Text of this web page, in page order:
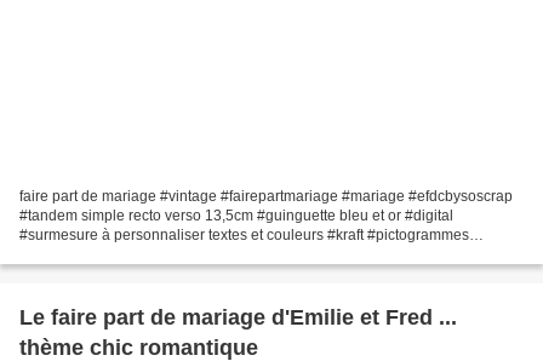
faire part de mariage #vintage #fairepartmariage #mariage #efdcbysoscrap
#tandem simple recto verso 13,5cm #guinguette bleu et or #digital
#surmesure à personnaliser textes et couleurs #kraft #pictogrammes
version...
Le faire part de mariage d'Emilie et Fred ...
thème chic romantique